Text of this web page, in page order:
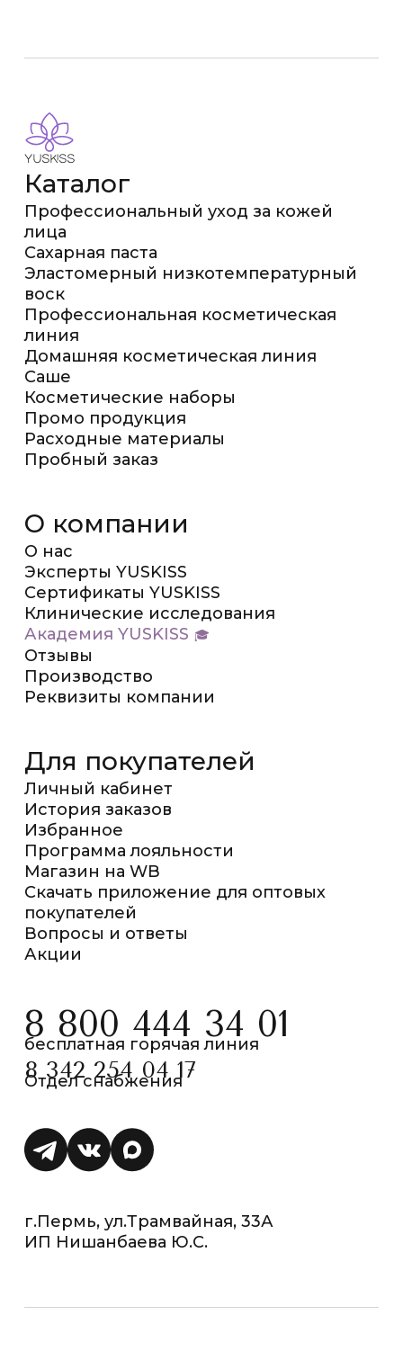
Каталог
Профессиональный уход за кожей
лица
Сахарная паста
Эластомерный низкотемпературный
воск
Профессиональная косметическая
линия
Домашняя косметическая линия
Саше
Косметические наборы
Промо продукция
Расходные материалы
Пробный заказ
О компании
О нас
Эксперты YUSKISS
Сертификаты YUSKISS
Клинические исследования
Академия YUSKISS
Отзывы
Производство
Реквизиты компании
Для покупателей
Личный кабинет
История заказов
Избранное
Программа лояльности
Магазин на WB
Скачать приложение для оптовых
покупателей
Вопросы и ответы
Акции
8 800 444 34 01
бесплатная горячая линия
8 342 254 04 17
Отдел снабжения
г.Пермь, ул.Трамвайная, 33А
ИП Нишанбаева Ю.С.